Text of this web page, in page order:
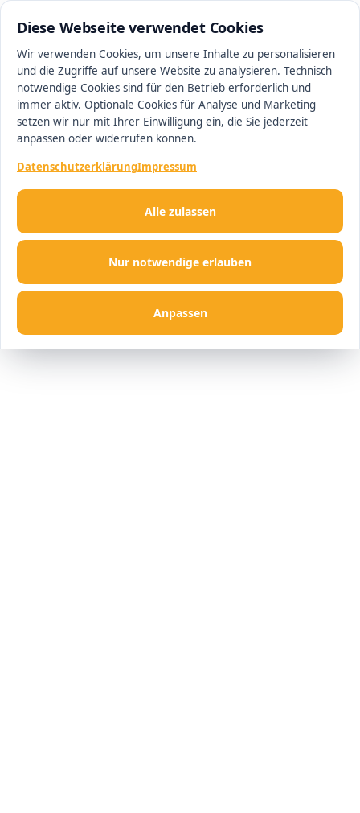
Diese Webseite verwendet Cookies
Wir verwenden Cookies, um unsere Inhalte zu personalisieren
und die Zugriffe auf unsere Website zu analysieren. Technisch
notwendige Cookies sind für den Betrieb erforderlich und
immer aktiv. Optionale Cookies für Analyse und Marketing
setzen wir nur mit Ihrer Einwilligung ein, die Sie jederzeit
anpassen oder widerrufen können.
DatenschutzerklärungImpressum
Nur notwendige erlauben
Anpassen
Alle zulassen